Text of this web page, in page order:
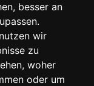
besser an
wir
zu
woher
oder um